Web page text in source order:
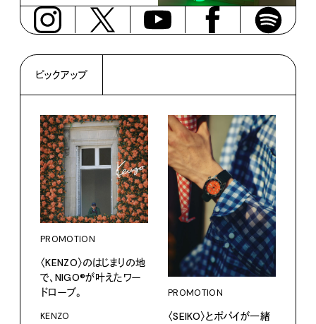
ピックアップ
PROMOTION
〈KENZO〉のはじまりの地
で、NIGO®が叶えたワー
ドローブ。
KENZO
PROMOTION
〈SEIKO〉とポパイが一緒